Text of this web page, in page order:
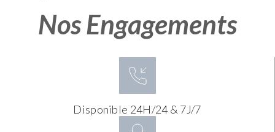
Nos Engagements
Disponible 24H/24 & 7J/7